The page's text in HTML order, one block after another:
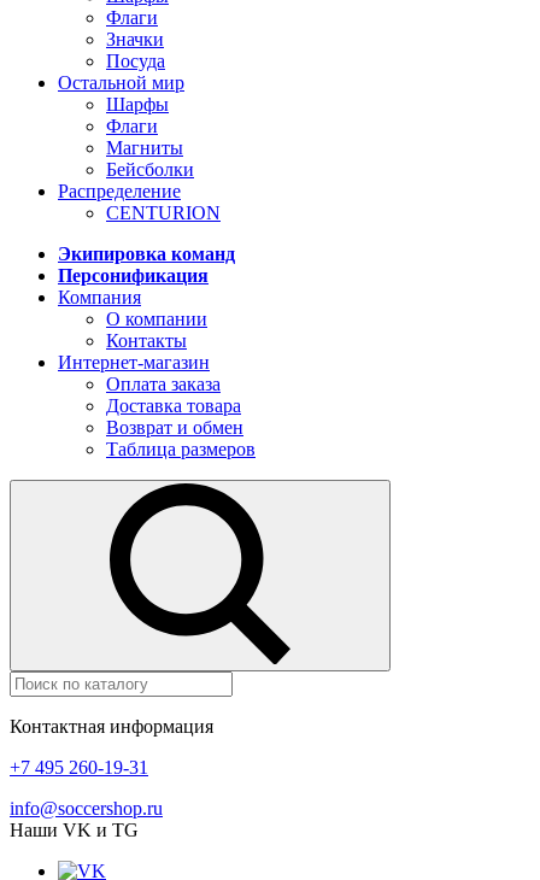
Флаги
Значки
Посуда
Остальной мир
Шарфы
Флаги
Магниты
Бейсболки
Распределение
CENTURION
Экипировка команд
Персонификация
Компания
О компании
Контакты
Интернет-магазин
Оплата заказа
Доставка товара
Возврат и обмен
Таблица размеров
Контактная информация
+7 495 260-19-31
info@soccershop.ru
Наши VK и TG